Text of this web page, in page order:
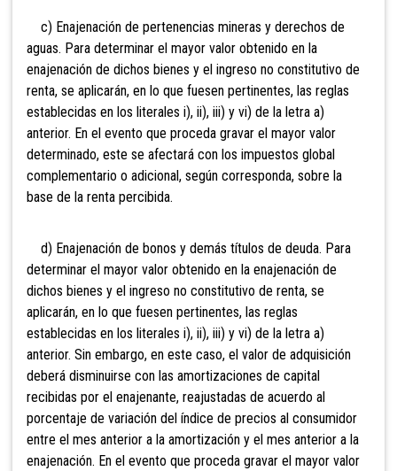
c) Enajenación de pertenencias mineras y derechos de
aguas. Para determinar el mayor valor obtenido en la
enajenación de dichos bienes y el ingreso no constitutivo de
renta, se aplicarán, en lo que fuesen pertinentes, las reglas
establecidas en los literales i), ii), iii) y vi) de la letra a)
anterior. En el evento que proceda gravar el mayor valor
determinado, este se afectará con los impuestos global
complementario o adicional, según corresponda, sobre la
base de la renta percibida.
d) Enajenación de bonos y demás títulos de deuda. Para
determinar el mayor valor obtenido en la enajenación de
dichos bienes y el ingreso no constitutivo de renta, se
aplicarán, en lo que fuesen pertinentes, las reglas
establecidas en los literales i), ii), iii) y vi) de la letra a)
anterior. Sin embargo, en este caso, el valor de adquisición
deberá disminuirse con las amortizaciones de capital
recibidas por el enajenante, reajustadas de acuerdo al
porcentaje de variación del índice de precios al consumidor
entre el mes anterior a la amortización y el mes anterior a la
enajenación. En el evento que proceda gravar el mayor valor